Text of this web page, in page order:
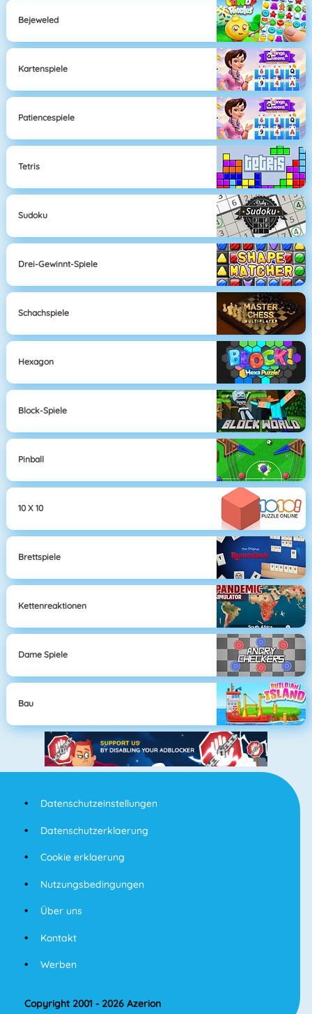
Bejeweled
Kartenspiele
Patiencespiele
Tetris
Sudoku
Drei-Gewinnt-Spiele
Schachspiele
Hexagon
Block-Spiele
Pinball
10 X 10
Brettspiele
Kettenreaktionen
Dame Spiele
Bau
Datenschutzeinstellungen
Datenschutzerklaerung
Cookie erklaerung
Nutzungsbedingungen
Über uns
Kontakt
Werben
Copyright 2001 - 2026 Azerion